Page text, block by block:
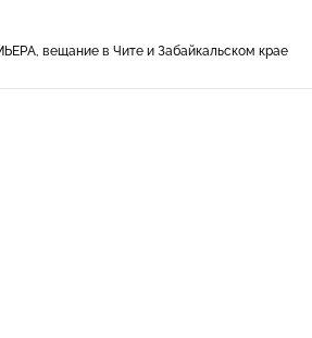
вещание в Чите и Забайкальском крае